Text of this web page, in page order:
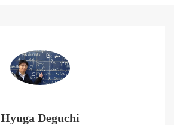
Hyuga Deguchi